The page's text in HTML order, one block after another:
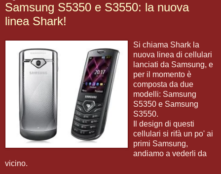
Samsung S5350 e S3550: la nuova
linea Shark!
Si chiama Shark la
nuova linea di cellulari
lanciati da Samsung, e
per il momento è
composta da due
modelli: Samsung
S5350 e Samsung
S3550.
Il design di questi
cellulari si rifà un po' ai
primi Samsung,
andiamo a vederli da
vicino.